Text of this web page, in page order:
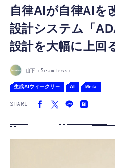
ガジ
カルチ
自律AIが自律AIを
設計システム「
設計を大幅に上回
山下（Seamless）
生成AIウィークリー AI Meta
SHARE